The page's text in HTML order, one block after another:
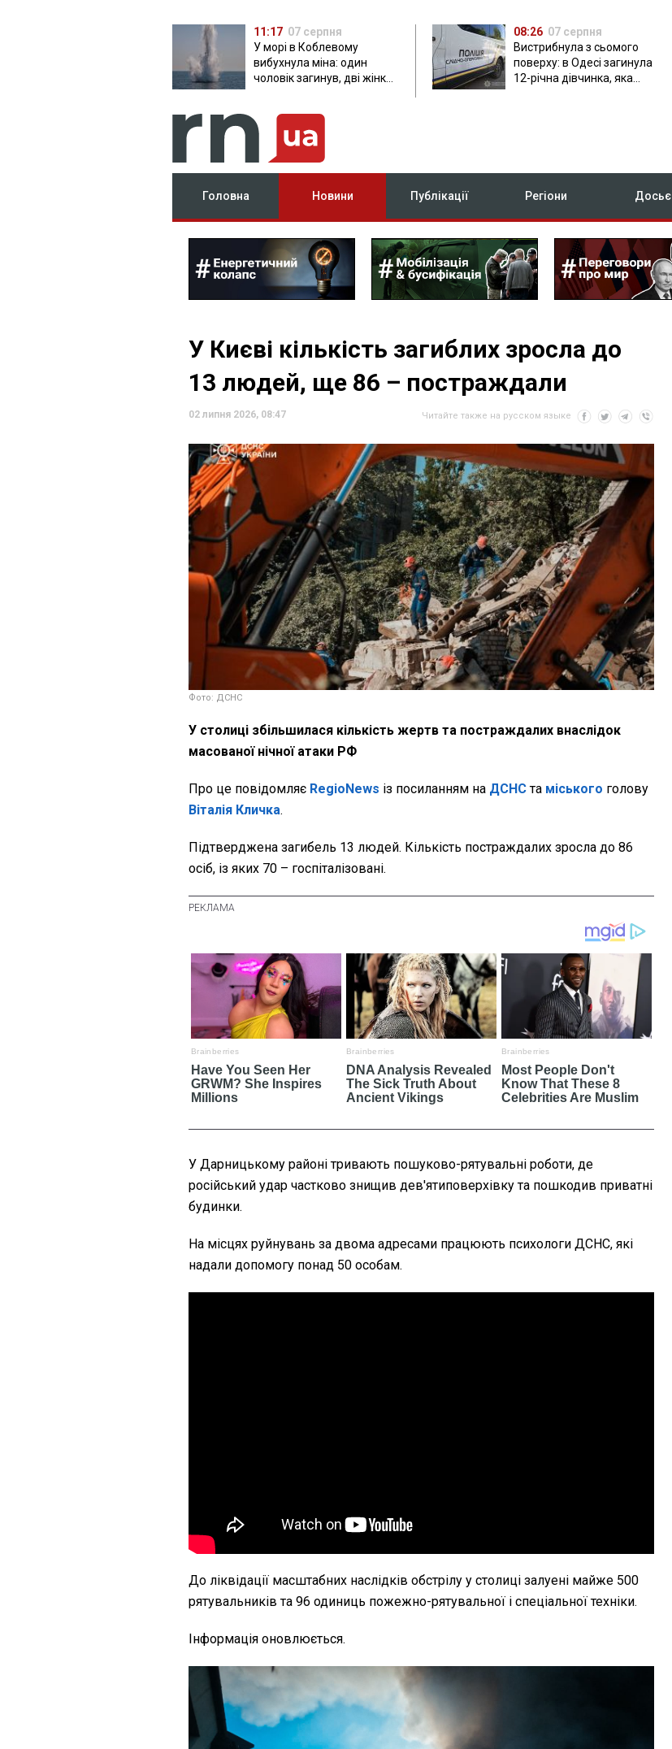
11:17 07 серпня
У морі в Коблевому
вибухнула міна: один
чоловік загинув, дві жінки
08:26 07 серпня
Вистрибнула з сьомого
поверху: в Одесі загинула
12-річна дівчинка, яка
Головна Новини Публікації Регіони Досьє
У Києві кількість загиблих зросла до
13 людей, ще 86 – постраждали
02 липня 2026, 08:47 Читайте также на русском языке
Фото: ДСНС
У столиці збільшилася кількість жертв та постраждалих внаслідок
масованої нічної атаки РФ
Про це повідомляє RegioNews із посиланням на ДСНСта міського голову
Віталія Кличка.
Підтверджена загибель 13 людей. Кількість постраждалих зросла до 86
осіб, із яких 70 – госпіталізовані.
У Дарницькому районі тривають пошуково-рятувальні роботи, де
російський удар частково знищив дев'ятиповерхівку та пошкодив приватні
будинки.
На місцях руйнувань за двома адресами працюють психологи ДСНС, які
надали допомогу понад 50 особам.
До ліквідації масштабних наслідків обстрілу у столиці залуені майже 500
рятувальників та 96 одиниць пожежно-рятувальної і спеціальної техніки.
Інформація оновлюється.